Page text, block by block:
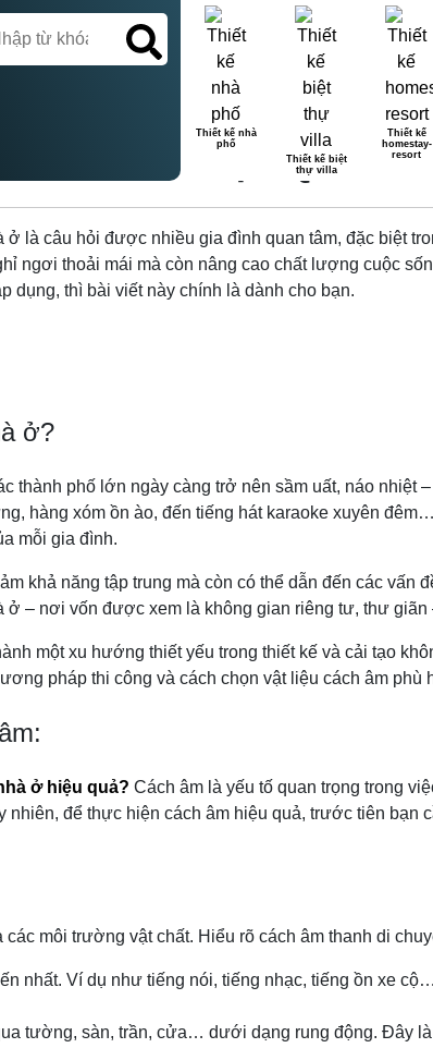
Thiết kế nhà
phố
Thiết kế biệt
thự villa
Thiết kế
homestay-
resort
CÁCH ÂM HIỆU QUẢ
ở là câu hỏi được nhiều gia đình quan tâm, đặc biệt
ngơi thoải mái mà còn nâng cao chất lượng cuộc
dụng, thì bài viết này chính là dành cho bạn.
ở?
thành phố lớn ngày càng trở nên sầm uất, náo nhiệt
hàng xóm ồn ào, đến tiếng hát karaoke xuyên
mỗi gia đình.
khả năng tập trung mà còn có thể dẫn đến các vấn
ở – nơi vốn được xem là không gian riêng tư, thư
một xu hướng thiết yếu trong thiết kế và cải tạo
pháp thi công và cách chọn vật liệu cách âm
ở hiệu quả? Cách âm là yếu tố quan trọng trong
để thực hiện cách âm hiệu quả, trước tiên bạn
môi trường vật chất. Hiểu rõ cách âm thanh di
nhất. Ví dụ như tiếng nói, tiếng nhạc, tiếng ồn xe
tường, sàn, trần, cửa… dưới dạng rung động. Đây